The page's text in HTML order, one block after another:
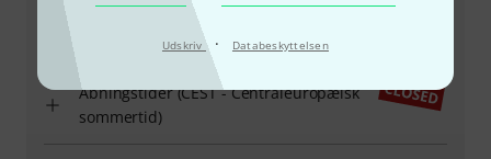
Udskriv · Databeskyttelsen
Hav dit kundenummer parat
Åbningstider (CEST - Centraleuropæisk
sommertid)